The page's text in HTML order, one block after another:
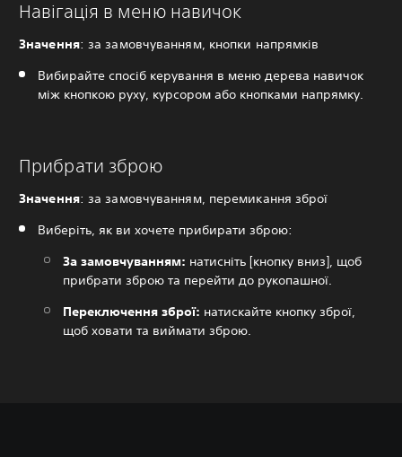
Навігація в меню навичок
Значення: за замовчуванням, кнопки напрямків
Вибирайте спосіб керування в меню дерева навичок
між кнопкою руху, курсором або кнопками напрямку.
Прибрати зброю
Значення: за замовчуванням, перемикання зброї
Виберіть, як ви хочете прибирати зброю:
За замовчуванням: натисніть [кнопку вниз], щоб
прибрати зброю та перейти до рукопашної.
Переключення зброї: натискайте кнопку зброї,
щоб ховати та виймати зброю.